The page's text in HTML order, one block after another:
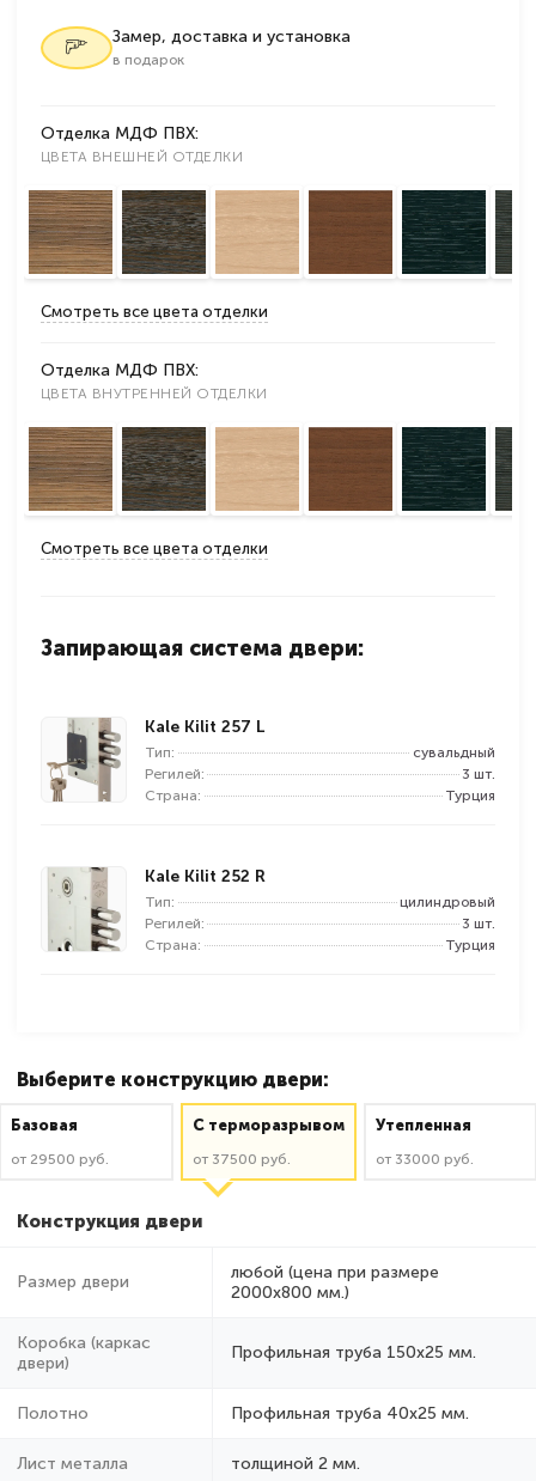
Замер, доставка и установка
в подарок
Отделка МДФ ПВХ:
ЦВЕТА ВНЕШНЕЙ ОТДЕЛКИ
Смотреть все цвета отделки
Отделка МДФ ПВХ:
ЦВЕТА ВНУТРЕННЕЙ ОТДЕЛКИ
Смотреть все цвета отделки
Запирающая система двери:
Kale Kilit 257 L
Тип:
сувальдный
Регилей:
3 шт.
Страна:
Турция
Kale Kilit 252 R
Тип:
цилиндровый
Регилей:
3 шт.
Страна:
Турция
Выберите конструкцию двери:
Базовая
от 29500 руб.
C терморазрывом
от 37500 руб.
Утепленная
от 33000 руб.
Конструкция двери
Размер двери
любой (цена при размере
2000x800 мм.)
Коробка (каркас
двери)
Профильная труба 150х25 мм.
Полотно Профильная труба 40х25 мм.
Лист металла толщиной 2 мм.